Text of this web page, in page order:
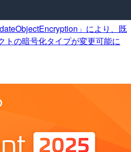
」により、既
トの暗号化タイプが変更可能に